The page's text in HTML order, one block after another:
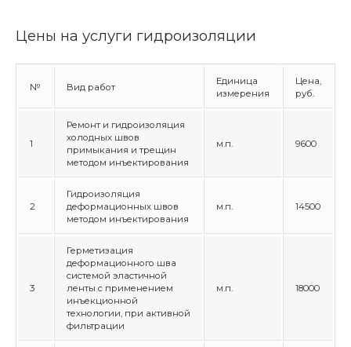
Цены на услуги гидроизоляции
№ Вид работ
Единица
измерения
Цена,
руб.
1
Ремонт и гидроизоляция
холодных швов
примыкания и трещин
методом инъектирования
м.п. 9600
2
Гидроизоляция
деформационных швов
методом инъектирования
м.п. 14500
3
Герметизация
деформационного шва
системой эластичной
ленты с применением
инъекционной
технологии, при активной
фильтрации
м.п. 18000